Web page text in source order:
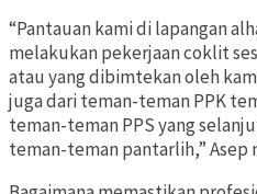
“Pantauan kami di lapangan
melakukan pekerjaan coklit
atau yang dibimtekan oleh
juga dari teman-teman PPK
teman-teman PPS yang
teman-teman pantarlih,” Asep